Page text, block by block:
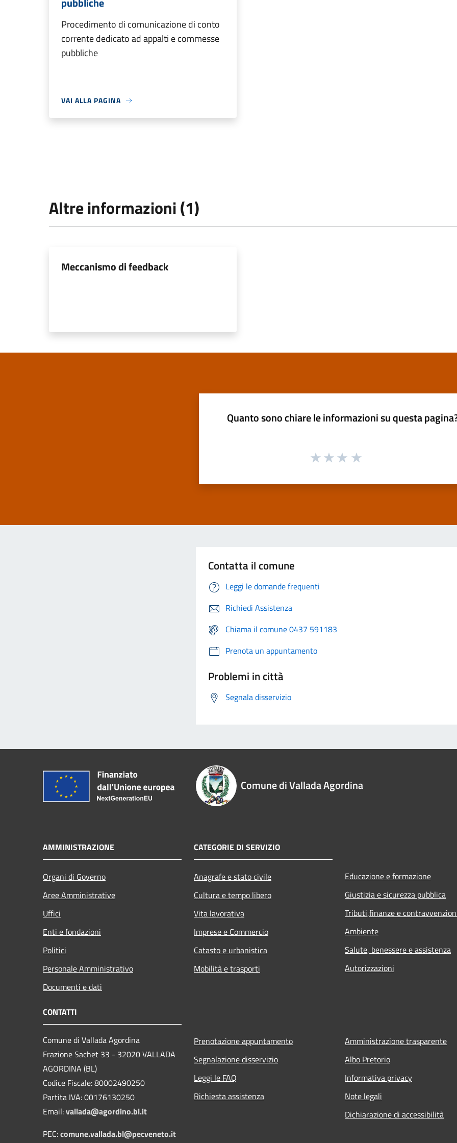
Procedimento di comunicazione di conto
corrente dedicato ad appalti e commesse
pubbliche
VAI ALLA PAGINA
Altre informazioni (1)
Meccanismo di feedback
Quanto sono chiare le informazioni su questa
Contatta il comune
Leggi le domande frequenti
Richiedi Assistenza
Chiama il comune 0437 591183
Prenota un appuntamento
Problemi in città
Segnala disservizio
Comune di Vallada Agordina
AMMINISTRAZIONE
Organi di Governo
Aree Amministrative
Uffici
Enti e fondazioni
Politici
Personale Amministrativo
Documenti e dati
CATEGORIE DI SERVIZIO
Anagrafe e stato civile
Cultura e tempo libero
Vita lavorativa
Imprese e Commercio
Catasto e urbanistica
Mobilità e trasporti
Educazione e formazione
Giustizia e sicurezza pubblica
Tributi,finanze e
Ambiente
Salute, benessere e assistenza
Autorizzazioni
CONTATTI
Comune di Vallada Agordina
Frazione Sachet 33 - 32020 VALLADA
AGORDINA (BL)
Codice Fiscale: 80002490250
Partita IVA: 00176130250
Email:vallada@agordino.bl.it
PEC:comune.vallada.bl@pecveneto.it
Prenotazione appuntamento
Segnalazione disservizio
Leggi le FAQ
Richiesta assistenza
Amministrazione trasparente
Albo Pretorio
Informativa privacy
Note legali
Dichiarazione di accessibilità